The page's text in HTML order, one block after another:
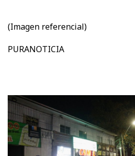
(Imagen referencial)
PURANOTICIA